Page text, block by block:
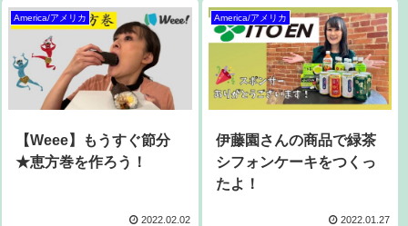
America/アメリカ
【Weee】もうすぐ節分
★恵方巻を作ろう！
2022.02.02
America/アメリカ
伊藤園さんの商品で緑茶
シフォンケーキをつくっ
たよ！
2022.01.27